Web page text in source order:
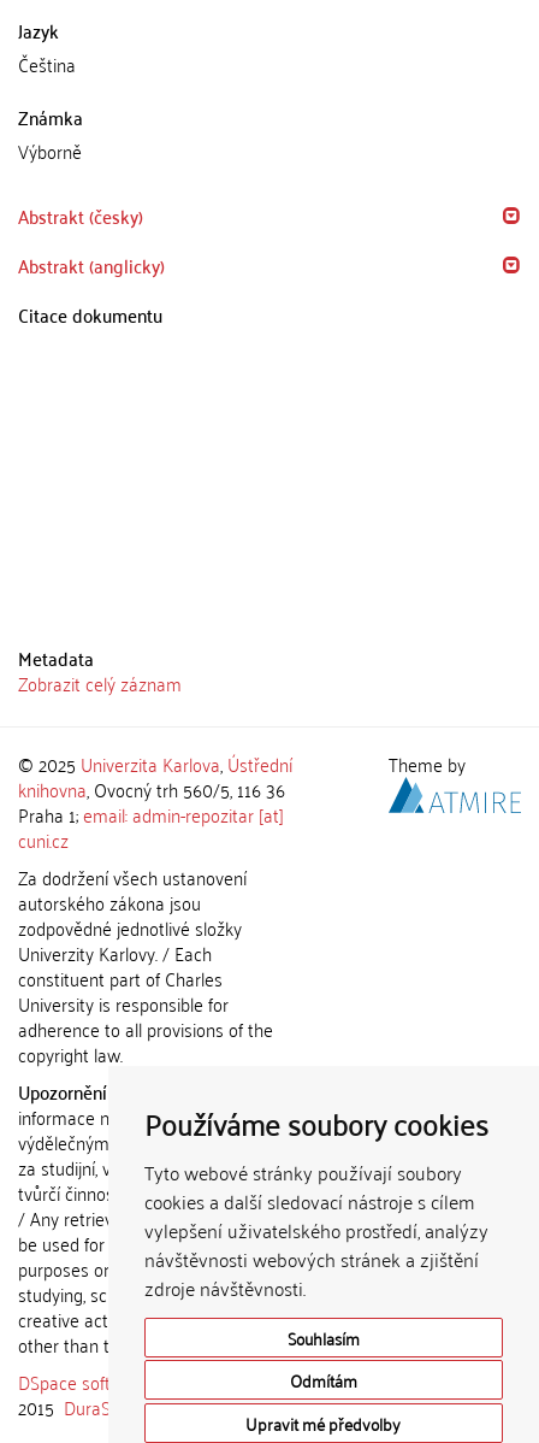
Používáme soubory cookies
Tyto webové stránky používají soubory
cookies a další sledovací nástroje s cílem
vylepšení uživatelského prostředí, analýzy
návštěvnosti webových stránek a zjištění
zdroje návštěvnosti.
Souhlasím
Odmítám
Upravit mé předvolby
Jazyk
Čeština
Známka
Výborně
Abstrakt (česky)
Abstrakt (anglicky)
Citace dokumentu
Metadata
Zobrazit celý záznam
© 2025 Univerzita Karlova,Ústřední
knihovna, Ovocný trh 560/5, 116 36
Praha 1;email: admin-repozitar [at]
cuni.cz
Za dodržení všech ustanovení
autorského zákona jsou
zodpovědné jednotlivé složky
Univerzity Karlovy. / Each
constituent part of Charles
University is responsible for
adherence to all provisions of the
copyright law.
Upozornění / Notice:
informace nemohou být použity k
výdělečným účelům nebo vydávány
za studijní, vědeckou nebo jinou
tvůrčí činnost jiné osoby než autora.
/ Any retrieved information shall not
be used for any commercial
purposes or claimed as results of
studying, scientific or any other
creative activities of any person
other than the author.
DSpace software
copyright © 2002-
2015 DuraSpace
Theme by